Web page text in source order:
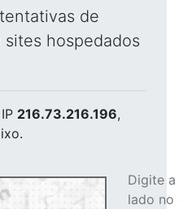
de
hospedados
216.73.216.196,
Digite
lado no